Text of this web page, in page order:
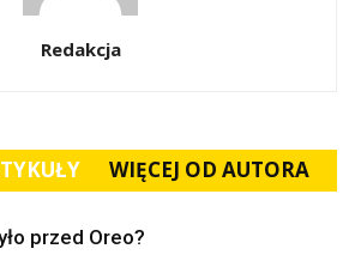
Redakcja
WIĘCEJ OD AUTORA
przed Oreo?